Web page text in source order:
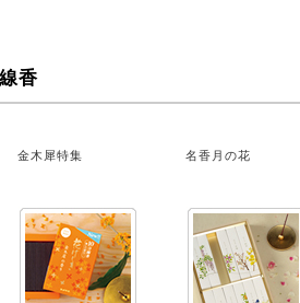
香
金木犀特集 名香月の花